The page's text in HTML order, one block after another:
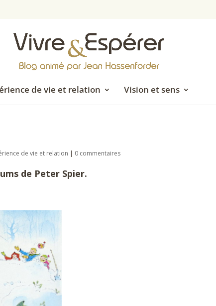
de vie et relation Vision et sens
de vie et relation | 0 commentaires
de Peter Spier.